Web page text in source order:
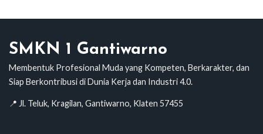
SMKN 1 Gantiwarno
Membentuk Profesional Muda yang Kompeten, Berkarakter, dan
Siap Berkontribusi di Dunia Kerja dan Industri 4.0.
📍 Jl. Teluk, Kragilan, Gantiwarno, Klaten 57455